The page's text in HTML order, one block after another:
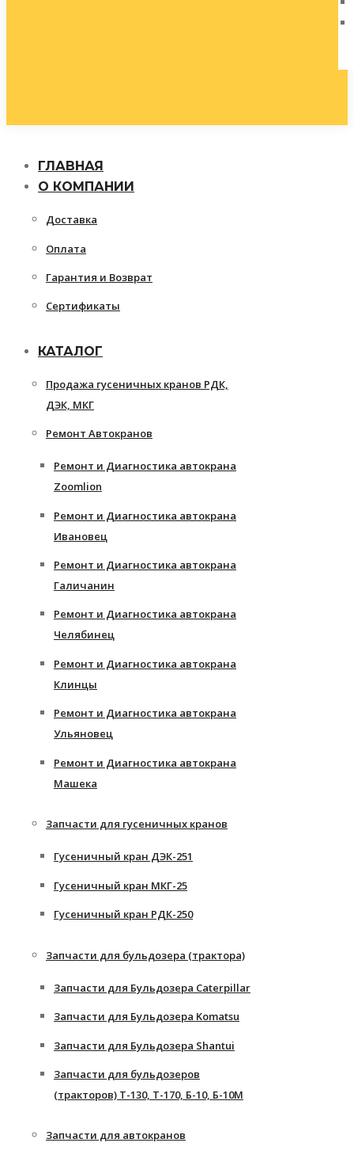
ГЛАВНАЯ
О КОМПАНИИ
Доставка
Оплата
Гарантия и Возврат
Сертификаты
КАТАЛОГ
Продажа гусеничных кранов РДК,
ДЭК, МКГ
Ремонт Автокранов
Ремонт и Диагностика автокрана
Zoomlion
Ремонт и Диагностика автокрана
Ивановец
Ремонт и Диагностика автокрана
Галичанин
Ремонт и Диагностика автокрана
Челябинец
Ремонт и Диагностика автокрана
Клинцы
Ремонт и Диагностика автокрана
Ульяновец
Ремонт и Диагностика автокрана
Машека
Запчасти для гусеничных кранов
Гусеничный кран ДЭК-251
Гусеничный кран МКГ-25
Гусеничный кран РДК-250
Запчасти для бульдозера (трактора)
Запчасти для Бульдозера Caterpillar
Запчасти для Бульдозера Komatsu
Запчасти для Бульдозера Shantui
Запчасти для бульдозеров
(тракторов) Т-130, Т-170, Б-10, Б-10М
Запчасти для автокранов